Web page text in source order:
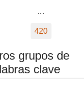
…
420
grupos de
clave